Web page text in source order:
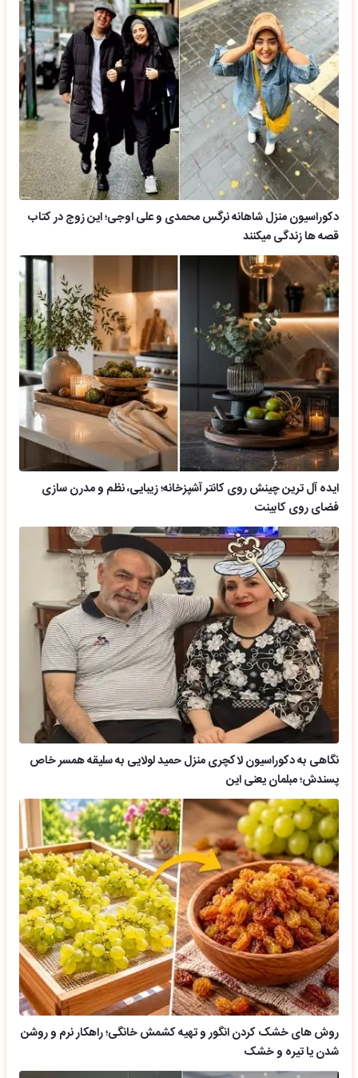
دکوراسیون منزل شاهانه نرگس محمدی و علی اوجی؛ این زوج در کتاب
قصه ها زندگی میکنند
ایده آل ترین چینش روی کانتر آشپزخانه؛ زیبایی، نظم و مدرن سازی
فضای روی کابینت
نگاهی به دکوراسیون لاکچری منزل حمید لولایی به سلیقه همسر خاص
پسندش؛ مبلمان یعنی این
روش های خشک کردن انگور و تهیه کشمش خانگی؛ راهکار نرم و روشن
شدن یا تیره و خشک